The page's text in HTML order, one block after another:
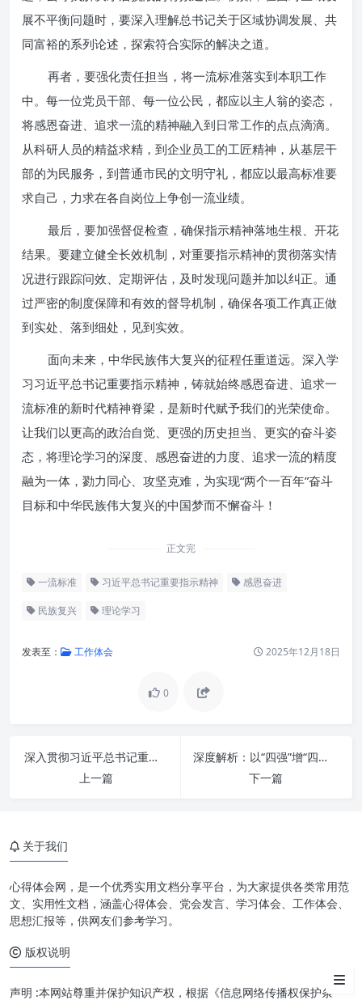
展不平衡问题时，要深入理解总书记关于区域协调发展、共
同富裕的系列论述，探索符合实际的解决之道。
再者，要强化责任担当，将一流标准落实到本职工作
中。每一位党员干部、每一位公民，都应以主人翁的姿态，
将感恩奋进、追求一流的精神融入到日常工作的点点滴滴。
从科研人员的精益求精，到企业员工的工匠精神，从基层干
部的为民服务，到普通市民的文明守礼，都应以最高标准要
求自己，力求在各自岗位上争创一流业绩。
最后，要加强督促检查，确保指示精神落地生根、开花
结果。要建立健全长效机制，对重要指示精神的贯彻落实情
况进行跟踪问效、定期评估，及时发现问题并加以纠正。通
过严密的制度保障和有效的督导机制，确保各项工作真正做
到实处、落到细处，见到实效。
面向未来，中华民族伟大复兴的征程任重道远。深入学
习习近平总书记重要指示精神，铸就始终感恩奋进、追求一
流标准的新时代精神脊梁，是新时代赋予我们的光荣使命。
让我们以更高的政治自觉、更强的历史担当、更实的奋斗姿
态，将理论学习的深度、感恩奋进的力度、追求一流的精度
融为一体，勠力同心、攻坚克难，为实现“两个一百年”奋斗
目标和中华民族伟大复兴的中国梦而不懈奋斗！
正文完
一流标准 习近平总书记重要指示精神 感恩奋进
民族复兴 理论学习
发表至： 工作体会 2025年12月18日
0
深入贯彻习近平总书记重要指示精神 着力推动办公室工作：新时代提质增效的关键方略
上一篇
深度解析：以“四强”增“四力”，提素质谱写高质量发展新篇章
下一篇
深刻领会，把握精髓：深入学习
的内涵与要求
锚定一流，追求卓越：建设社会
主义现代化强国的宏伟目标
关于我们
心得体会网，是一个优秀实用文档分享平台，为大家提供各类常用范
文、实用性文档，涵盖心得体会、党会发言、学习体会、工作体会、
思想汇报等，供网友们参考学习。
版权说明
声明 :本网站尊重并保护知识产权，根据《信息网络传播权保护条